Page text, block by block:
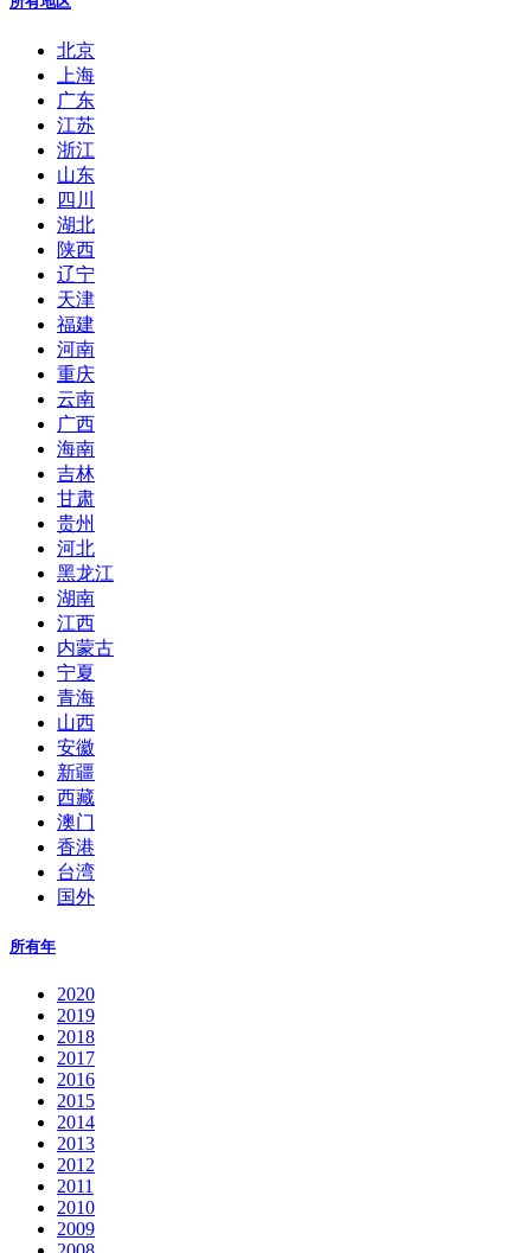
北京
上海
广东
江苏
浙江
山东
四川
湖北
陕西
辽宁
天津
福建
河南
重庆
云南
广西
海南
吉林
甘肃
贵州
河北
黑龙江
湖南
江西
内蒙古
宁夏
青海
山西
安徽
新疆
西藏
澳门
香港
台湾
国外
所有年
2020
2019
2018
2017
2016
2015
2014
2013
2012
2011
2010
2009